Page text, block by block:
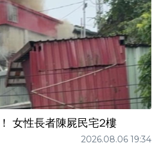
女性長者陳屍民宅2樓
2026.08.06 19:34